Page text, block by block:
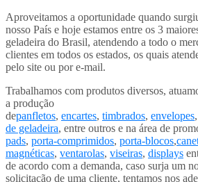
Aproveitamos a oportunidade quando
nosso País e hoje estamos entre os 3
geladeira do Brasil, atendendo a todo o
clientes em todos os estados, os quais
pelo site ou por e-mail.
Trabalhamos com produtos diversos,
a produção
depanfletos, encartes, timbrados, envelopes,
de geladeira, entre outros e na área de
pads, porta-comprimidos, porta-blocos,
magnéticas, ventarolas, viseiras, displays
de acordo com a demanda, caso surja um
solicitação de uma cliente, tentamos nos